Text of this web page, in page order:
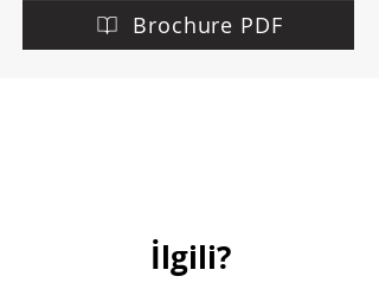
Brochure PDF
İlgili?